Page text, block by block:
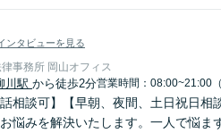
ンタビューを見る
事務所 岡山オフィス
川駅 から徒歩2分営業時間：08:00~21:00（
話相談可】【早朝、夜間、土日祝日
悩みを解決いたします。一人で悩ま